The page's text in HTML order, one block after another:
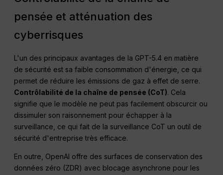
pensée et atténuation des
cyberrisques
L'un des principaux avantages de la GPT-5.4 en matière
de sécurité est sa faible consommation d'énergie, ce qui
permet de réduire les émissions de gaz à effet de serre.
Contrôlabilité de la chaîne de pensée (CoT). Cela
signifie que le modèle ne peut pas facilement obscurcir ou
dissimuler son raisonnement pour échapper à la
surveillance, ce qui fait de la surveillance CoT un outil de
sécurité d'entreprise très efficace.
En outre, OpenAI offre des surfaces de conservation des
données zéro (ZDR) avec blocage asynchrone pour les